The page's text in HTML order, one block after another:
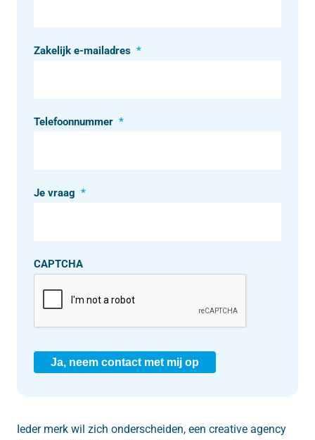
Zakelijk e-mailadres *
Telefoonnummer *
Je vraag *
CAPTCHA
Ja, neem contact met mij op
Ieder merk wil zich onderscheiden, een creative agency